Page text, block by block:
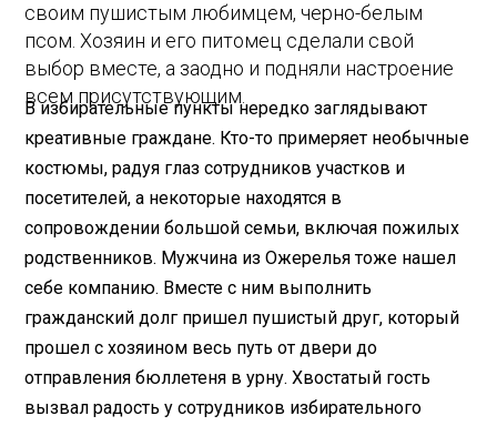
своим пушистым любимцем, черно-белым
псом. Хозяин и его питомец сделали свой
выбор вместе, а заодно и подняли настроение
всем присутствующим.
В избирательные пункты нередко заглядывают
креативные граждане. Кто-то примеряет необычные
костюмы, радуя глаз сотрудников участков и
посетителей, а некоторые находятся в
сопровождении большой семьи, включая пожилых
родственников. Мужчина из Ожерелья тоже нашел
себе компанию. Вместе с ним выполнить
гражданский долг пришел пушистый друг, который
прошел с хозяином весь путь от двери до
отправления бюллетеня в урну. Хвостатый гость
вызвал радость у сотрудников избирательного